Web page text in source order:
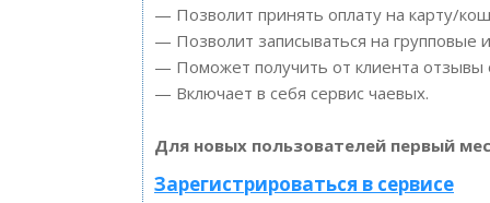
— Позволит принять оплату на карту/
— Позволит записываться на групповые
— Поможет получить от клиента отзывы
— Включает в себя сервис чаевых.
Для новых пользователей первый
Зарегистрироваться в сервисе